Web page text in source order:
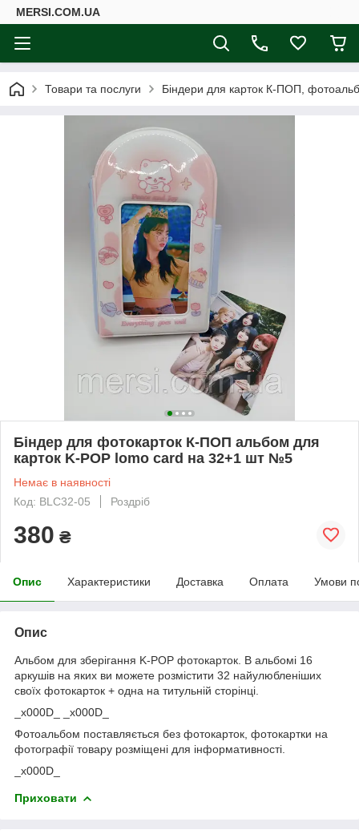
MERSI.COM.UA
Товари та послуги Біндери для карток К-ПОП,
Біндер для фотокарток К-ПОП альбом для
карток K-POP lomo card на 32+1 шт №5
Немає в наявності
Код: BLC32-05
Роздріб
380 ₴
Опис Характеристики Доставка Оплата Умови
Опис
Альбом для зберігання K-POP фотокарток. В альбомі 16
аркушів на яких ви можете розмістити 32 найулюбленіших
своїх фотокарток + одна на титульній сторінці.
_x000D_ _x000D_
Фотоальбом поставляється без фотокарток, фотокартки на
фотографії товару розміщені для інформативності.
_x000D_
Приховати